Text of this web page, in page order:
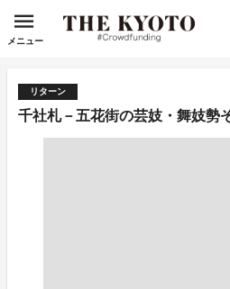
メニュー
リターン
千社札－五花街の芸妓・舞妓勢